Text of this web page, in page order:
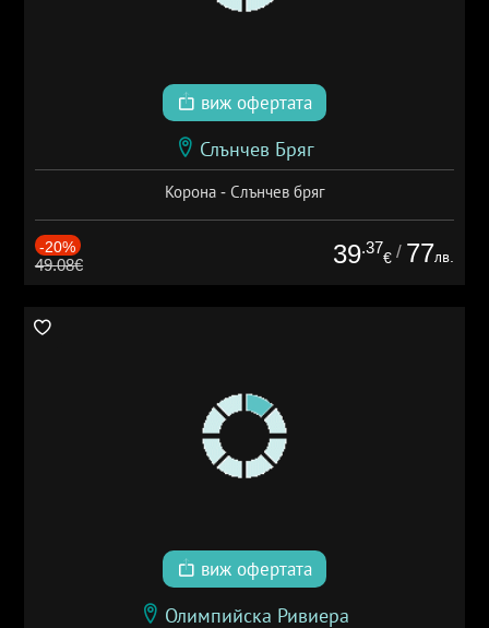
виж офертата
Слънчев Бряг
Корона - Слънчев бряг
-20%
49.08€ 39.37
€ / 77лв.
виж офертата
Олимпийска Ривиера